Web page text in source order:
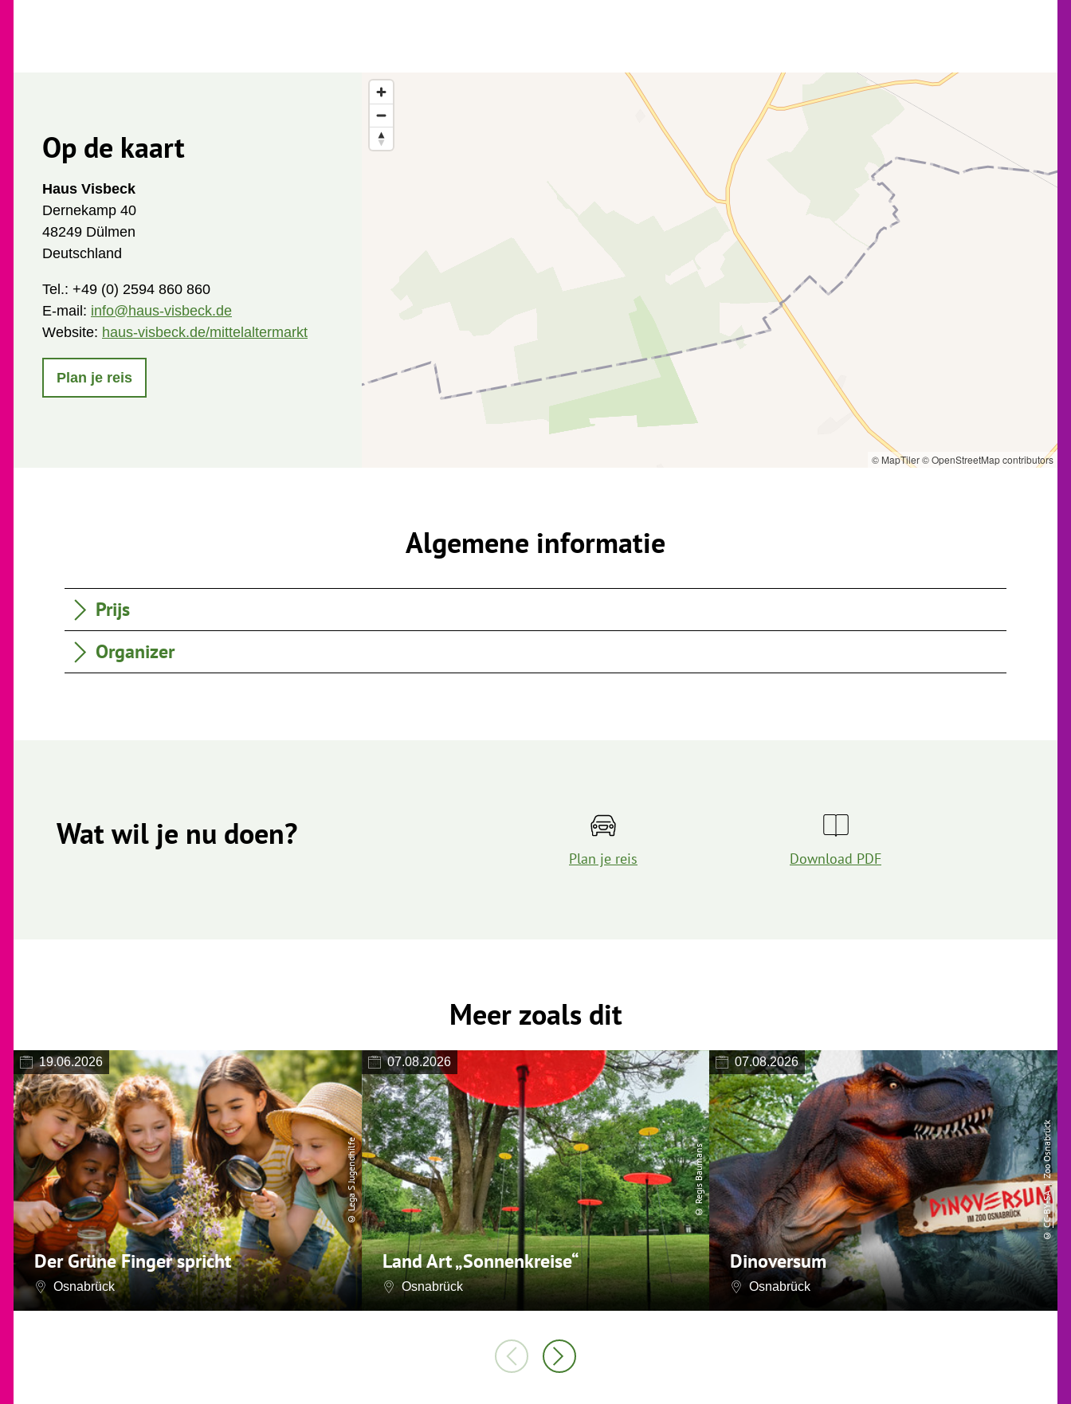
Op de kaart
Haus Visbeck
Dernekamp 40
48249 Dülmen
Deutschland
Tel.: +49 (0) 2594 860 860
E-mail: info@haus-visbeck.de
Website: haus-visbeck.de/mittelaltermarkt
Plan je reis
© MapTiler© OpenStreetMap contributors
Algemene informatie
Prijs
Organizer
Wat wil je nu doen?
Plan je reis Download PDF
Meer zoals dit
19.06.2026
Der Grüne Finger spricht
Osnabrück
© Lega S Jugendhilfe
07.08.2026
Land Art „Sonnenkreise“
Osnabrück
© Regis Baumans
07.08.2026
Dinoversum
Osnabrück
©
CC-BY-SA
| Zoo Osnabrück